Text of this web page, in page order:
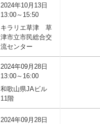
2024年10月13日
13:00～15:50
キラリエ草津 草
津市立市民総合交
流センター
2024年09月28日
13:00～16:00
和歌山県JAビル
11階
2024年09月28日